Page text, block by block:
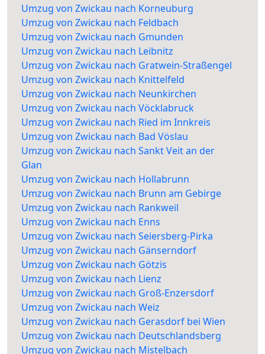
Umzug von Zwickau nach Korneuburg
Umzug von Zwickau nach Feldbach
Umzug von Zwickau nach Gmunden
Umzug von Zwickau nach Leibnitz
Umzug von Zwickau nach Gratwein-Straßengel
Umzug von Zwickau nach Knittelfeld
Umzug von Zwickau nach Neunkirchen
Umzug von Zwickau nach Vöcklabruck
Umzug von Zwickau nach Ried im Innkreis
Umzug von Zwickau nach Bad Vöslau
Umzug von Zwickau nach Sankt Veit an der
Glan
Umzug von Zwickau nach Hollabrunn
Umzug von Zwickau nach Brunn am Gebirge
Umzug von Zwickau nach Rankweil
Umzug von Zwickau nach Enns
Umzug von Zwickau nach Seiersberg-Pirka
Umzug von Zwickau nach Gänserndorf
Umzug von Zwickau nach Götzis
Umzug von Zwickau nach Lienz
Umzug von Zwickau nach Groß-Enzersdorf
Umzug von Zwickau nach Weiz
Umzug von Zwickau nach Gerasdorf bei Wien
Umzug von Zwickau nach Deutschlandsberg
Umzug von Zwickau nach Mistelbach